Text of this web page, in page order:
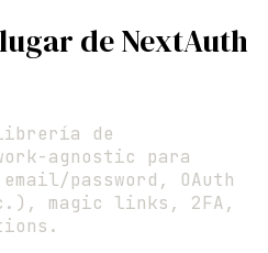
de NextAuth
de
agnostic para
password, OAuth
magic links, 2FA,